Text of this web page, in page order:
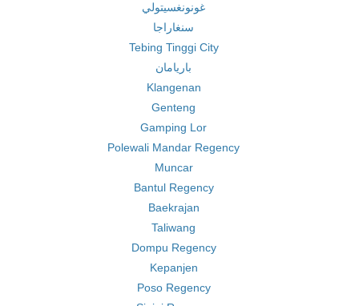
غونونغسيتولي
سنغاراجا
Tebing Tinggi City
باريامان
Klangenan
Genteng
Gamping Lor
Polewali Mandar Regency
Muncar
Bantul Regency
Baekrajan
Taliwang
Dompu Regency
Kepanjen
Poso Regency